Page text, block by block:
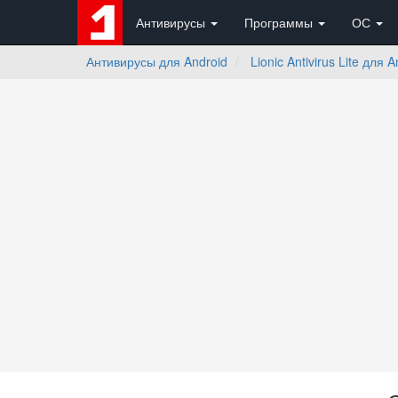
Антивирусы Программы ОС
Антивирусы для Android Lionic Antivirus Lite для